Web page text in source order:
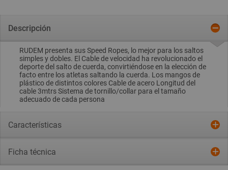
Descripción
RUDEM presenta sus Speed Ropes, lo mejor para los saltos
simples y dobles. El Cable de velocidad ha revolucionado el
deporte del salto de cuerda, convirtiéndose en la elección de
facto entre los atletas saltando la cuerda. Los mangos de
plástico de distintos colores Cable de acero Longitud del
cable 3mtrs Sistema de tornillo/collar para el tamaño
adecuado de cada persona
Características
Ficha técnica